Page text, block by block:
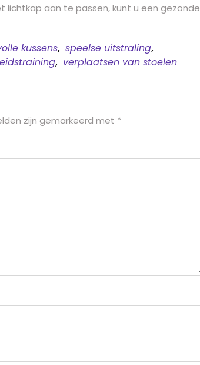
lichtkap aan te passen, kunt u een gezonde
kussens, speelse uitstraling,
, verplaatsen van stoelen
zijn gemarkeerd met *